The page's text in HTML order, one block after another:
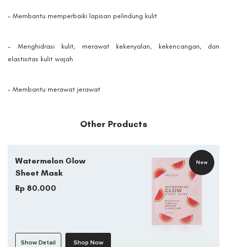
- Membantu memperbaiki lapisan pelindung kulit
- Menghidrasi kulit, merawat kekenyalan, kekencangan, dan
elastisitas kulit wajah
- Membantu merawat jerawat
Other Products
New
Watermelon Glow
Sheet Mask
Rp 80.000
Show Detail Shop Now